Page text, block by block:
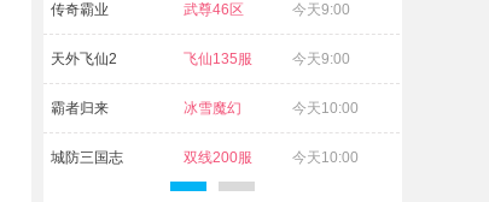
传奇霸业 武尊46区 今天9:00
天外飞仙2 飞仙135服 今天9:00
霸者归来 冰雪魔幻
29区
今天10:00
城防三国志 双线200服 今天10:00